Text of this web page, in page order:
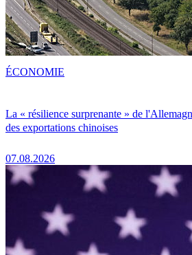
La « résilience surprenante » de
des exportations chinoises
07.08.2026
ÉCONOMIE